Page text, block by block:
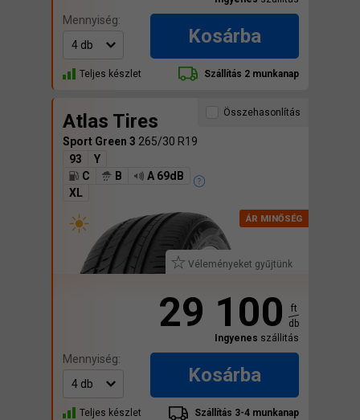
Mennyiség:
Kosárba
Teljes készlet Szállítás 2 munkanap
Atlas Tires
Sport Green 3 265/30 R19
93
Y
C
B
A 69dB
XL
Véleményeket gyűjtünk
Összehasonlítás
29 100
ft
db
Ingyenes szállitás
Mennyiség:
Kosárba
Teljes készlet Szállítás 3-4 munkanap